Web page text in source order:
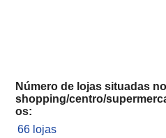
Número de lojas situadas no
shopping/centro/
os:
66 lojas